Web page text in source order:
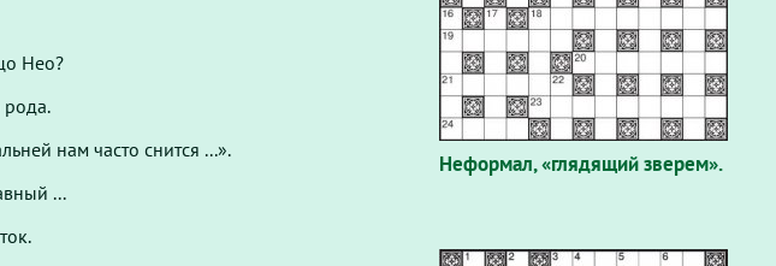
Нео?
рода.
нам часто снится ...».
...
Неформал, «глядящий зверем».